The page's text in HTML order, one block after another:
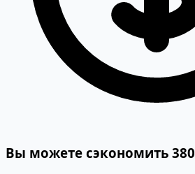
Вы можете сэкономить 380